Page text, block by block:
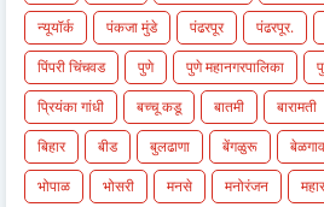
न्यूयॉर्क
पंकजा मुंडे पंढरपूर पंढरपूर.
पिंपरी चिंचवड
पुणे पुणे महानगरपालिका
प्रियंका गांधी
बच्चू कडू बातमी बारामती
बिहार
बीड बुलढाणा बेंगळुरू बेळगाव
भोपाळ
भोसरी मनसे मनोरंजन